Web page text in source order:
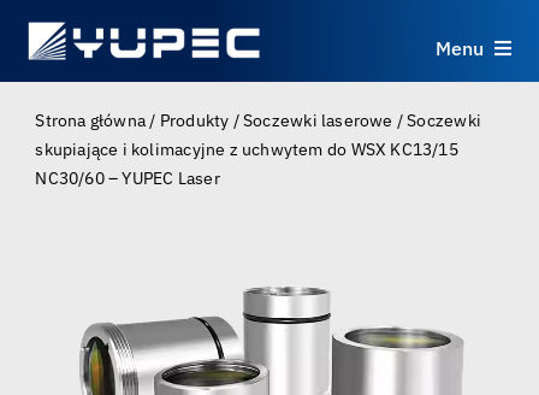
Menu
Produkty
Zasoby
Strona główna/ Produkty /Soczewki laserowe /Soczewki
skupiające i kolimacyjne z uchwytem do WSX KC13/15
NC30/60 – YUPEC Laser